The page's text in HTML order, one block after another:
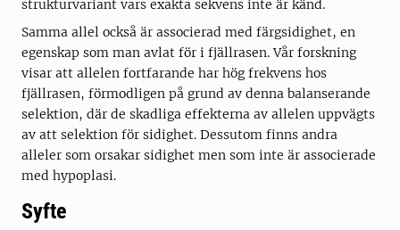
strukturvariant vars exakta sekvens inte är känd.
Samma allel också är associerad med färgsidighet, en
egenskap som man avlat för i fjällrasen. Vår forskning
visar att allelen fortfarande har hög frekvens hos
fjällrasen, förmodligen på grund av denna balanserande
selektion, där de skadliga effekterna av allelen uppvägts
av att selektion för sidighet. Dessutom finns andra
alleler som orsakar sidighet men som inte är associerade
med hypoplasi.
Syfte